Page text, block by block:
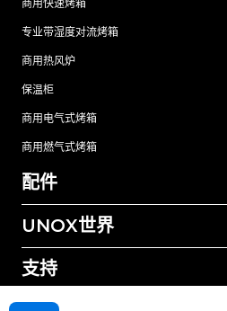
商用快速烤箱
专业带湿度对流烤箱
商用热风炉
保温柜
商用电气式烤箱
商用燃气式烤箱
配件
所有配件
手动清洗清洁剂
UNOX世界
我们在全球的办事处
支持